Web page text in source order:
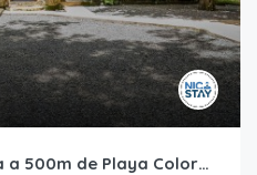
R10 Casa Quinta Martha a 500m de Playa Colorado